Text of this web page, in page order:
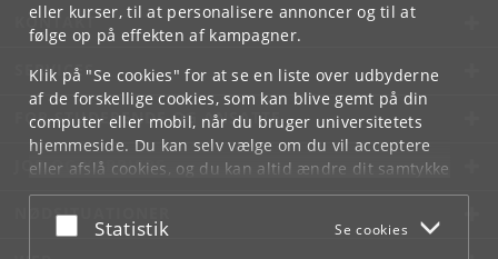
eller kurser, til at personalisere annoncer og til at
følge op på effekten af kampagner.
Klik på "Se cookies" for at se en liste over udbyderne
af de forskellige cookies, som kan blive gemt på din
computer eller mobil, når du bruger universitetets
hjemmeside. Du kan selv vælge om du vil acceptere
eller afslå cookies, og du kan altid ændre dit samtykke
underCookie- og privatlivspolitiksom du finder i
bunden af hver side.
Acceptér eller afslå
Statistik Se cookies
KONTAKT
SERVICES
FOR STUDERENDE OG ANSATTE
JOB OG KARRIERE
NØDSITUATIONER